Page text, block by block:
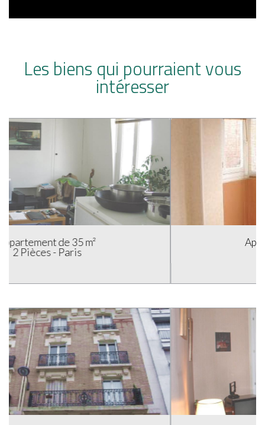
Les biens qui pourraient vous
intéresser
Appartement de 38 m²